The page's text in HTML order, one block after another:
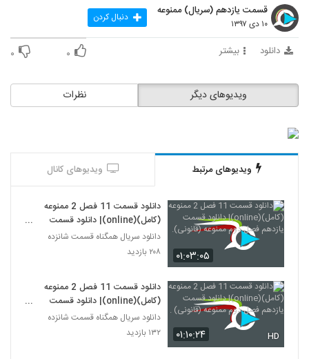
قسمت یازدهم (سریال) ممنوعه
۱۰ دی ۱۳۹۷ دنبال کردن
دانلود بیشتر ۰ ۰
نظرات ویدیوهای دیگر
ویدیوهای مرتبط ویدیوهای کانال
۰۱:۰۳:۰۵
دانلود قسمت 11 فصل 2 ممنوعه
(کامل)(online)| دانلود قسمت
یازدهم فصل دوم ممنوعه (قانونی).
دانلود سریال همگناه قسمت شانزده
۲۰۸ بازدید
۰۱:۱۰:۲۴ HD
دانلود قسمت 11 فصل 2 ممنوعه
(کامل)(online)| دانلود قسمت
یازدهم فصل دوم ممنوعه (قانونی) .
دانلود سریال همگناه قسمت شانزده
۱۳۲ بازدید